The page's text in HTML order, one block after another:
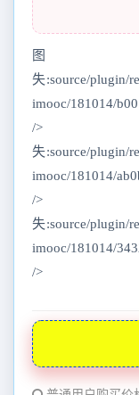
失:source/plugin/
imooc/181014/
/>
失:source/plugin/
imooc/181014/
/>
失:source/plugin/
imooc/181014/
/>